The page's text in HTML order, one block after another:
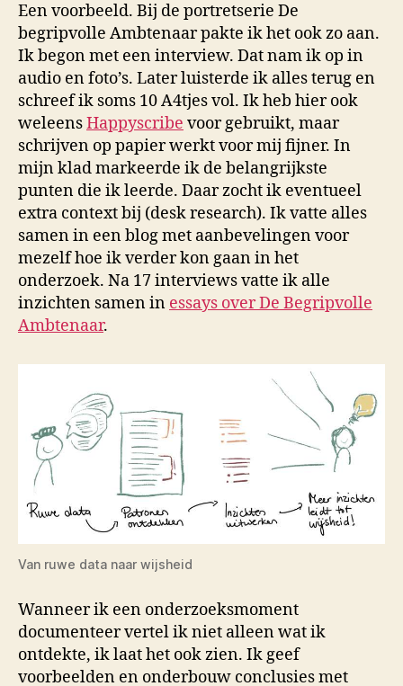
Een voorbeeld. Bij de portretserie De
begripvolle Ambtenaar pakte ik het ook zo aan.
Ik begon met een interview. Dat nam ik op in
audio en foto’s. Later luisterde ik alles terug en
schreef ik soms 10 A4tjes vol. Ik heb hier ook
weleensHappyscribe voor gebruikt, maar
schrijven op papier werkt voor mij fijner. In
mijn klad markeerde ik de belangrijkste
punten die ik leerde. Daar zocht ik eventueel
extra context bij (desk research). Ik vatte alles
samen in een blog met aanbevelingen voor
mezelf hoe ik verder kon gaan in het
onderzoek. Na 17 interviews vatte ik alle
inzichten samen in essays over De Begripvolle
Ambtenaar.
Van ruwe data naar wijsheid
Wanneer ik een onderzoeksmoment
documenteer vertel ik niet alleen wat ik
ontdekte, ik laat het ook zien. Ik geef
voorbeelden en onderbouw conclusies met